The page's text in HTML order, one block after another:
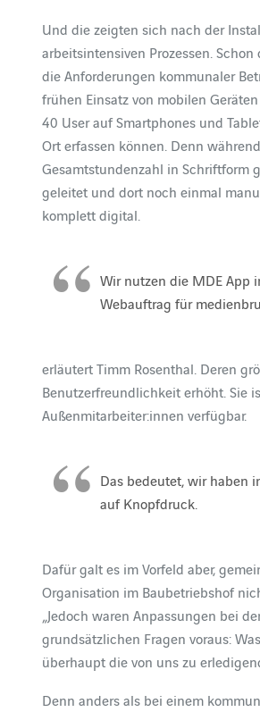
Und die zeigten sich nach der
arbeitsintensiven Prozessen.
die Anforderungen kommunaler
frühen Einsatz von mobilen
40 User auf Smartphones und
Ort erfassen können. Denn
Gesamtstundenzahl in Schriftform
geleitet und dort noch einmal
komplett digital.
Wir nutzen die MDE App
Webauftrag für
erläutert Timm Rosenthal. Deren
Benutzerfreundlichkeit erhöht. Sie
Außenmitarbeiter:innen verfügbar.
Das bedeutet, wir haben
auf Knopfdruck.
Dafür galt es im Vorfeld aber,
Organisation im Baubetriebshof
„Jedoch waren Anpassungen bei
grundsätzlichen Fragen voraus:
überhaupt die von uns zu
Denn anders als bei einem